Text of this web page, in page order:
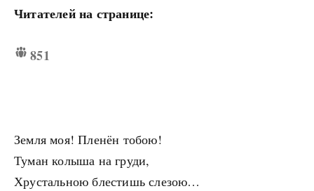
Читателей на странице:
851
Земля моя! Пленён тобою!
Туман колыша на груди,
Хрустальною блестишь слезою…